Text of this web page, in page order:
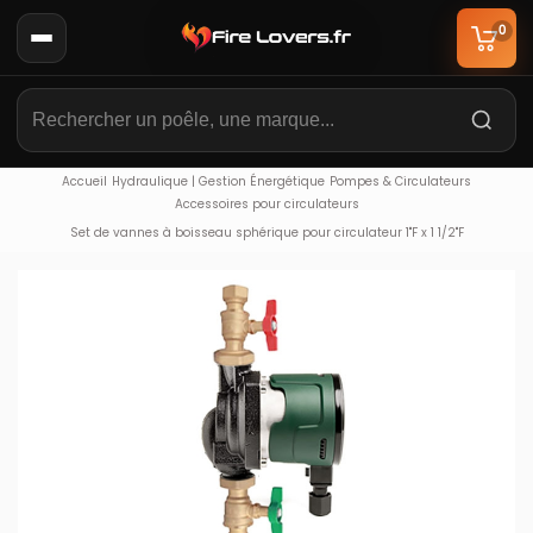
0
Accueil Hydraulique | Gestion Énergétique Pompes & Circulateurs
Accessoires pour circulateurs
Set de vannes à boisseau sphérique pour circulateur 1"F x 1 1/2"F